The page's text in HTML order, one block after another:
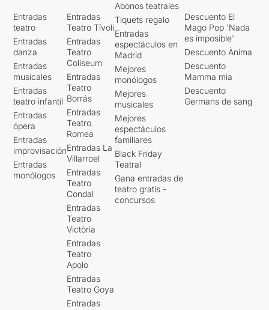
Entradas
teatro
Entradas
danza
Entradas
musicales
Entradas
teatro infantil
Entradas
ópera
Entradas
improvisación
Entradas
monólogos
Entradas
Teatro Tívoli
Entradas
Teatro
Coliseum
Entradas
Teatro
Borrás
Entradas
Teatro
Romea
Entradas La
Villarroel
Entradas
Teatro
Condal
Entradas
Teatro
Victòria
Entradas
Teatro
Apolo
Entradas
Teatro Goya
Entradas
Abonos teatrales
Tiquets regalo
Entradas
espectáculos en
Madrid
Mejores
monólogos
Mejores
musicales
Mejores
espectáculos
familiares
Black Friday
Teatral
Gana entradas de
teatro gratis -
concursos
Descuento El
Mago Pop 'Nada
es imposible'
Descuento Ànima
Descuento
Mamma mia
Descuento
Germans de sang